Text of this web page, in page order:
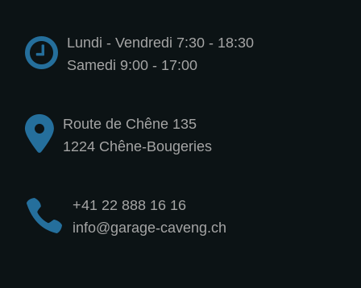
Lundi - Vendredi 7:30 - 18:30
Samedi 9:00 - 17:00
Route de Chêne 135
1224 Chêne-Bougeries
+41 22 888 16 16
info@garage-caveng.ch